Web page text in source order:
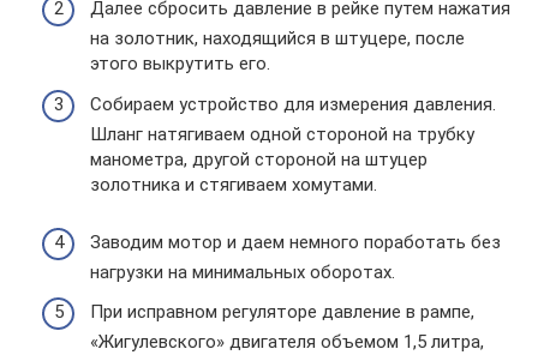
Далее сбросить давление в рейке путем нажатия
на золотник, находящийся в штуцере, после
этого выкрутить его.
Собираем устройство для измерения давления.
Шланг натягиваем одной стороной на трубку
манометра, другой стороной на штуцер
золотника и стягиваем хомутами.
Заводим мотор и даем немного поработать без
нагрузки на минимальных оборотах.
При исправном регуляторе давление в рампе,
«Жигулевского» двигателя объемом 1,5 литра,